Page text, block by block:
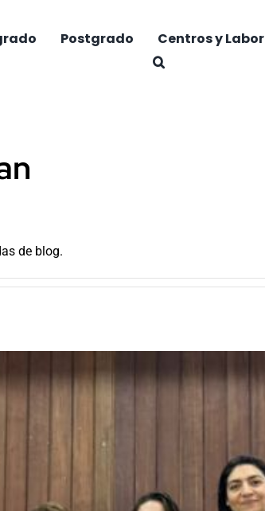
Postgrado Centros y
de blog.